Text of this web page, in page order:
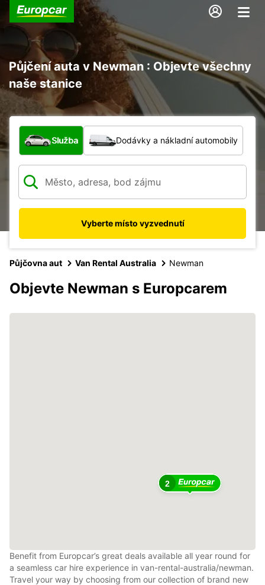
Půjčení auta v Newman : Objevte všechny
naše stanice
Jaký typ vozidla?
Služba Dodávky a nákladní automobily
Vyberte místo vyzvednutí
Půjčovna aut Van Rental Australia Newman
Objevte Newman s Europcarem
2
Benefit from Europcar’s great deals available all year round for
a seamless car hire experience in van-rental-australia/newman.
Travel your way by choosing from our collection of brand new